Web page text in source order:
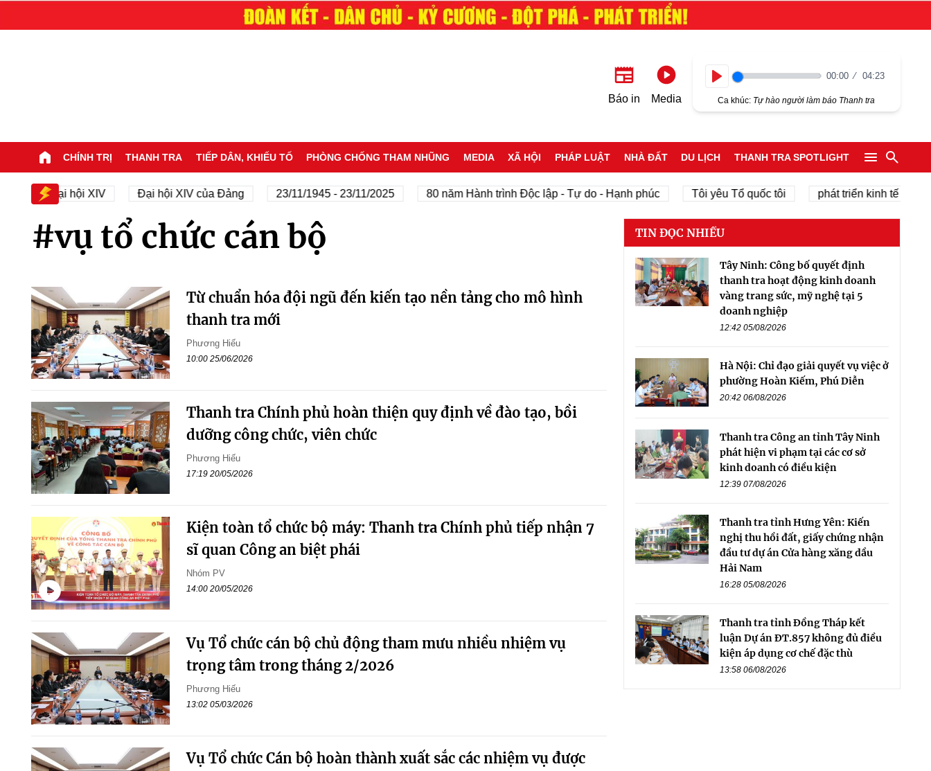
Báo in Media
00:00 04:23
Ca khúc: Tự hào người làm báo Thanh tra
CHÍNH TRỊ THANH TRA TIẾP DÂN, KHIẾU TỐ PHÒNG CHỐNG THAM NHŨNG MEDIA XÃ HỘI PHÁP LUẬT NHÀ ĐẤT DU LỊCH THANH TRA SPOTLIGHT
Đại hội XIV Đại hội XIV của Đảng 23/11/1945 - 23/11/2025 80 năm Hành trình Độc lập - Tự do - Hạnh phúc Tôi yêu Tổ quốc tôi phát triển kinh tế tư nhân
#vụ tổ chức cán bộ
Từ chuẩn hóa đội ngũ đến kiến tạo nền tảng cho mô hình
thanh tra mới
Phương Hiếu
10:00 25/06/2026
Thanh tra Chính phủ hoàn thiện quy định về đào tạo, bồi
dưỡng công chức, viên chức
Phương Hiếu
17:19 20/05/2026
Kiện toàn tổ chức bộ máy: Thanh tra Chính phủ tiếp nhận 7
sĩ quan Công an biệt phái
Nhóm PV
14:00 20/05/2026
Vụ Tổ chức cán bộ chủ động tham mưu nhiều nhiệm vụ
trọng tâm trong tháng 2/2026
Phương Hiếu
13:02 05/03/2026
Vụ Tổ chức Cán bộ hoàn thành xuất sắc các nhiệm vụ được
TIN ĐỌC NHIỀU
Tây Ninh: Công bố quyết định
thanh tra hoạt động kinh doanh
vàng trang sức, mỹ nghệ tại 5
doanh nghiệp
12:42 05/08/2026
Hà Nội: Chỉ đạo giải quyết vụ việc ở
phường Hoàn Kiếm, Phú Diễn
20:42 06/08/2026
Thanh tra Công an tỉnh Tây Ninh
phát hiện vi phạm tại các cơ sở
kinh doanh có điều kiện
12:39 07/08/2026
Thanh tra tỉnh Hưng Yên: Kiến
nghị thu hồi đất, giấy chứng nhận
đầu tư dự án Cửa hàng xăng dầu
Hải Nam
16:28 05/08/2026
Thanh tra tỉnh Đồng Tháp kết
luận Dự án ĐT.857 không đủ điều
kiện áp dụng cơ chế đặc thù
13:58 06/08/2026